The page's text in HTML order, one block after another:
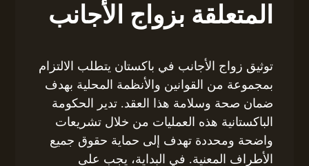
المتعلقة بزواج الأجانب
توثيق زواج الأجانب في باكستان يتطلب الالتزام
بمجموعة من القوانين والأنظمة المحلية بهدف
ضمان صحة وسلامة هذا العقد. تدير الحكومة
الباكستانية هذه العمليات من خلال تشريعات
واضحة ومحددة تهدف إلى حماية حقوق جميع
الأطراف المعنية. في البداية، يجب على